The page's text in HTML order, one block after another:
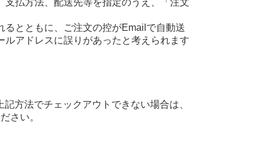
るとともに、ご注文の控がEmailで自動送
アドレスに誤りがあったと考えられます
方法でチェックアウトできない場合は、
さい。